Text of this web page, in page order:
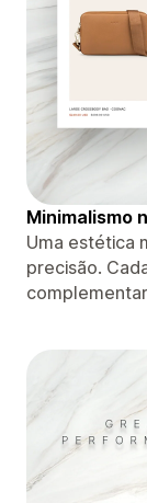
Minimalismo
Uma estética
precisão.